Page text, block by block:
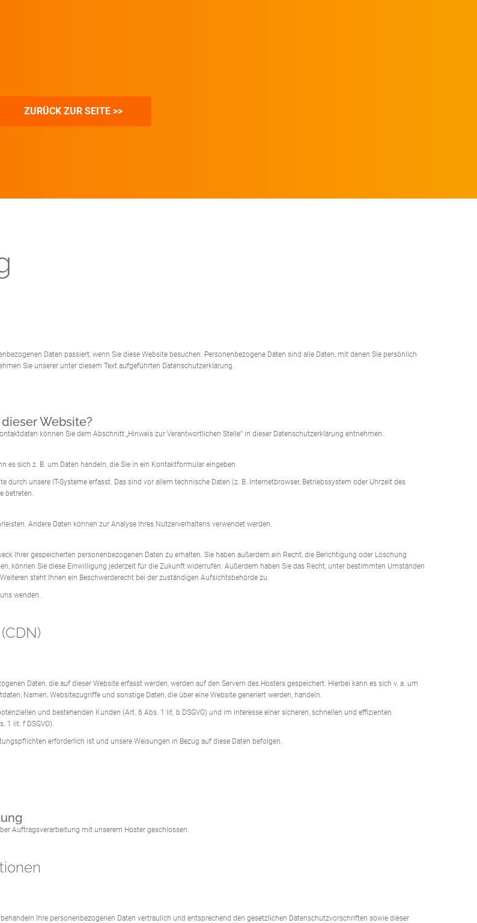
ZURÜCK ZUR SEITE >>
Daten passiert, wenn Sie diese Website besuchen. Personenbezogene Daten sind alle Daten, mit denen Sie persönlich
Sie unserer unter diesem Text aufgeführten Datenschutzerklärung.
Website?
können Sie dem Abschnitt „Hinweis zur Verantwortlichen Stelle“ in dieser Datenschutzerklärung entnehmen.
es sich z. B. um Daten handeln, die Sie in ein Kontaktformular eingeben.
unsere IT-Systeme erfasst. Das sind vor allem technische Daten (z. B. Internetbrowser, Betriebssystem oder Uhrzeit des
betreten.
Andere Daten können zur Analyse Ihres Nutzerverhaltens verwendet werden.
Ihrer gespeicherten personenbezogenen Daten zu erhalten. Sie haben außerdem ein Recht, die Berichtigung oder Löschung
können Sie diese Einwilligung jederzeit für die Zukunft widerrufen. Außerdem haben Sie das Recht, unter bestimmten Umständen
steht Ihnen ein Beschwerderecht bei der zuständigen Aufsichtsbehörde zu.
wenden.
Daten, die auf dieser Website erfasst werden, werden auf den Servern des Hosters gespeichert. Hierbei kann es sich v. a. um
Namen, Websitezugriffe und sonstige Daten, die über eine Website generiert werden, handeln.
und bestehenden Kunden (Art. 6 Abs. 1 lit. b DSGVO) und im Interesse einer sicheren, schnellen und effizienten
1 lit. f DSGVO).
erforderlich ist und unsere Weisungen in Bezug auf diese Daten befolgen.
Auftragsverarbeitung mit unserem Hoster geschlossen.
Ihre personenbezogenen Daten vertraulich und entsprechend den gesetzlichen Datenschutzvorschriften sowie dieser